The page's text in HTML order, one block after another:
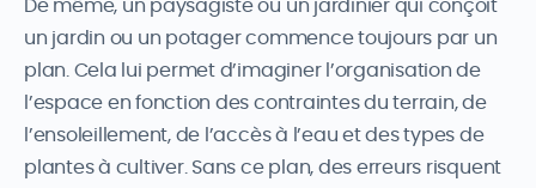
De même, un paysagiste ou un jardinier qui conçoit
un jardin ou un potager commence toujours par un
plan. Cela lui permet d’imaginer l’organisation de
l’espace en fonction des contraintes du terrain, de
l’ensoleillement, de l’accès à l’eau et des types de
plantes à cultiver. Sans ce plan, des erreurs risquent